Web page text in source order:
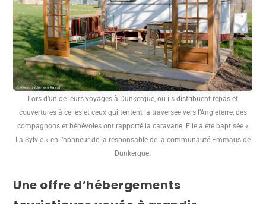
Lors d’un de leurs voyages à Dunkerque, où ils distribuent repas et
couvertures à celles et ceux qui tentent la traversée vers l’Angleterre, des
compagnons et bénévoles ont rapporté la caravane. Elle a été baptisée «
La Sylvie » en l’honneur de la responsable de la communauté Emmaüs de
Dunkerque.
Une offre d’hébergements